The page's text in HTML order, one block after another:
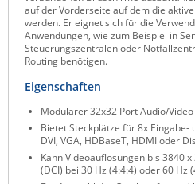
Teltonika
Unwired Networks
Westermo
Yuasa
ZPE Systems
auf der Vorderseite auf dem die
werden. Er eignet sich für die
Anwendungen, wie zum Beispiel in
Steuerungszentralen oder
Routing benötigen.
Eigenschaften
Modularer 32x32 Port Audio/
Bietet Steckplätze für 8x
DVI, VGA, HDBaseT, HDMI oder
Kann Videoauflösungen bis 3840
(DCI) bei 30 Hz (4:4:4) oder 60 Hz